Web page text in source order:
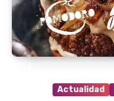
Actualidad